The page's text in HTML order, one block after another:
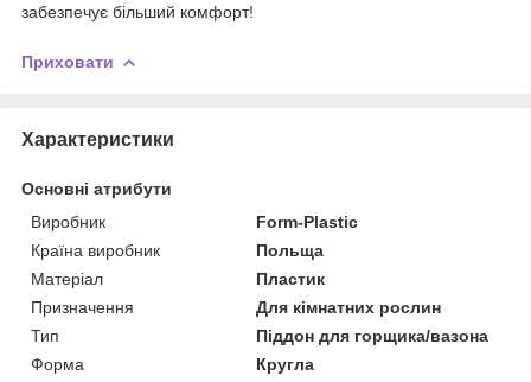
забезпечує більший комфорт!
Приховати
Характеристики
Основні атрибути
Виробник
Form-Plastic
Країна виробник
Польща
Матеріал
Пластик
Призначення
Для кімнатних рослин
Тип
Піддон для горщика/вазона
Форма
Кругла